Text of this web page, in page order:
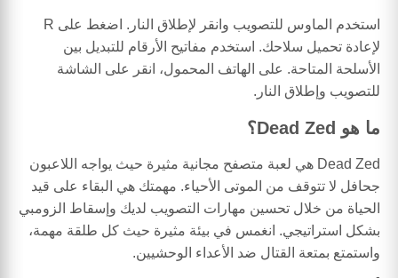
استخدم الماوس للتصويب وانقر لإطلاق النار. اضغط على R
لإعادة تحميل سلاحك. استخدم مفاتيح الأرقام للتبديل بين
الأسلحة المتاحة. على الهاتف المحمول، انقر على الشاشة
للتصويب وإطلاق النار.
ما هو Dead Zed؟
Dead Zed هي لعبة متصفح مجانية مثيرة حيث يواجه اللاعبون
جحافل لا تتوقف من الموتى الأحياء. مهمتك هي البقاء على قيد
الحياة من خلال تحسين مهارات التصويب لديك وإسقاط الزومبي
بشكل استراتيجي. انغمس في بيئة مثيرة حيث كل طلقة مهمة،
واستمتع بمتعة القتال ضد الأعداء الوحشيين.